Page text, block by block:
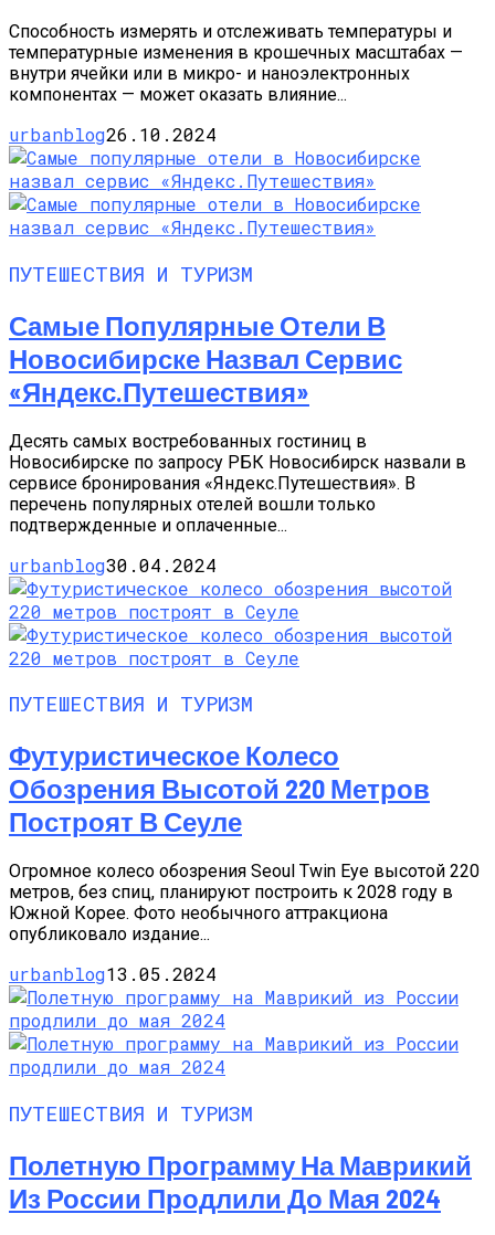
Способность измерять и отслеживать температуры и
температурные изменения в крошечных масштабах —
внутри ячейки или в микро- и наноэлектронных
компонентах — может оказать влияние...
urbanblog26.10.2024
ПУТЕШЕСТВИЯ И ТУРИЗМ
Самые Популярные Отели В
Новосибирске Назвал Сервис
«Яндекс.Путешествия»
Десять самых востребованных гостиниц в
Новосибирске по запросу РБК Новосибирск назвали в
сервисе бронирования «Яндекс.Путешествия». В
перечень популярных отелей вошли только
подтвержденные и оплаченные...
urbanblog30.04.2024
ПУТЕШЕСТВИЯ И ТУРИЗМ
Футуристическое Колесо
Обозрения Высотой 220 Метров
Построят В Сеуле
Огромное колесо обозрения Seoul Twin Eye высотой 220
метров, без спиц, планируют построить к 2028 году в
Южной Корее. Фото необычного аттракциона
опубликовало издание...
urbanblog13.05.2024
ПУТЕШЕСТВИЯ И ТУРИЗМ
Полетную Программу На Маврикий
Из России Продлили До Мая 2024